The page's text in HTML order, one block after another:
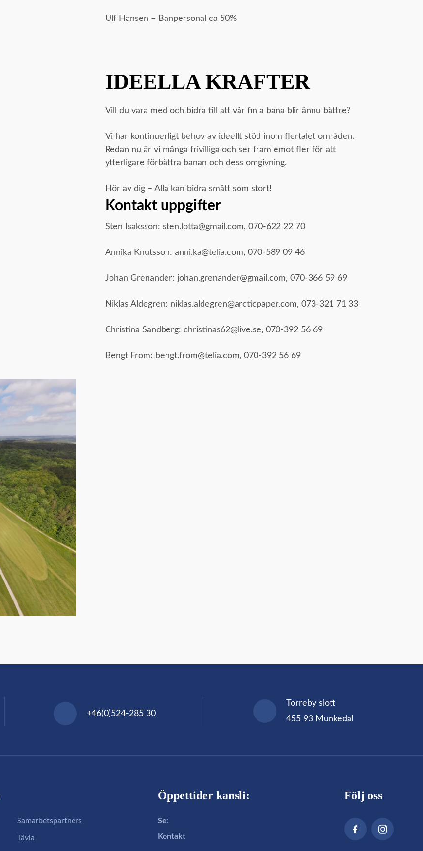
Ulf Hansen – Banpersonal ca 50%
IDEELLA KRAFTER
Vill du vara med och bidra till att vår fin a bana blir ännu bättre?
Vi har kontinuerligt behov av ideellt stöd inom flertalet områden.
Redan nu är vi många frivilliga och ser fram emot fler för att
ytterligare förbättra banan och dess omgivning.
Hör av dig – Alla kan bidra smått som stort!
Kontakt uppgifter
Sten Isaksson: sten.lotta@gmail.com, 070-622 22 70
Annika Knutsson: anni.ka@telia.com, 070-589 09 46
Johan Grenander: johan.grenander@gmail.com, 070-366 59 69
Niklas Aldegren: niklas.aldegren@arcticpaper.com, 073-321 71 33
Christina Sandberg: christinas62@live.se, 070-392 56 69
Bengt From: bengt.from@telia.com, 070-392 56 69
+46(0)524-285 30
Torreby slott
455 93 Munkedal
Samarbetspartners
Tävla
Öppettider kansli:
Se:
Kontakt
Följ oss